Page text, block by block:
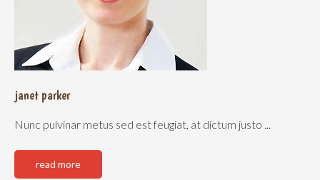
janet parker
Nunc pulvinar metus sed est feugiat, at dictum justo ...
read more